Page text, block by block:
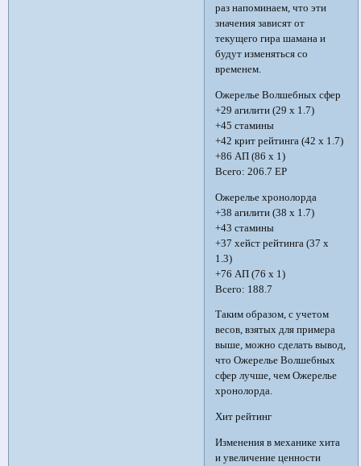
раз напоминаем, что эти
значения зависят от
текущего гира шамана и
будут изменяться со
временем.
Ожерелье Волшебных сфер
+29 агилити (29 x 1.7)
+45 стамины
+42 крит рейтинга (42 x 1.7)
+86 АП (86 x 1)
Всего: 206.7 EP
Ожерелье хронолорда
+38 агилити (38 x 1.7)
+43 стамины
+37 хейст рейтинга (37 x
1.3)
+76 АП (76 x 1)
Всего: 188.7
Таким образом, с учетом
весов, взятых для примера
выше, можно сделать вывод,
что Ожерелье Волшебных
сфер лучше, чем Ожерелье
хронолорда.
Хит рейтинг
Изменения в механике хита
и увеличение ценности